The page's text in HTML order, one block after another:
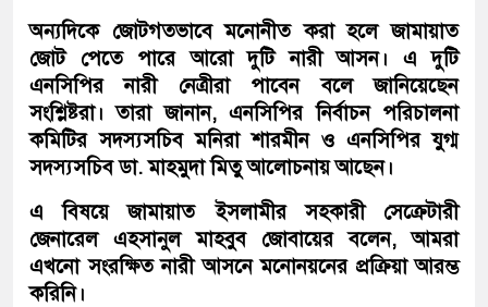
অন্যদিকে জোটগতভাবে মনোনীত করা হলে জামায়াত
জোট পেতে পারে আরো দুটি নারী আসন। এ দুটি
এনসিপির নারী নেত্রীরা পাবেন বলে জানিয়েছেন
সংশ্লিষ্টরা। তারা জানান, এনসিপির নির্বাচন পরিচালনা
কমিটির সদস্যসচিব মনিরা শারমীন ও এনসিপির যুগ্ম
সদস্যসচিব ডা. মাহমুদা মিতু আলোচনায় আছেন।
এ বিষয়ে জামায়াত ইসলামীর সহকারী সেক্রেটারী
জেনারেল এহসানুল মাহবুব জোবায়ের বলেন, আমরা
এখনো সংরক্ষিত নারী আসনে মনোনয়নের প্রক্রিয়া আরম্ভ
করিনি।